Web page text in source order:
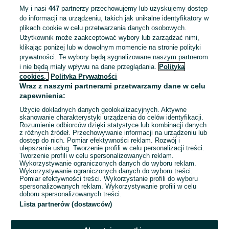
Umowa o pracę
Odpowiednie doświadczenie zawodowe Rekrutacja online
03 sierpnia 2026
Pracownik Salonu Gier na Automatach -
Klub | Rzeszów
Totalizator Sportowy Sp. o.o.
Rzeszów
Pełny etat
Umowa o pracę
Odpowiednie doświadczenie zawodowe
Odświeżono dnia 03 sierpnia 2026
1 2
My i nasi447 partnerzy przechowujemy lub uzyskujemy dostęp
do informacji na urządzeniu, takich jak unikalne identyfikatory w
plikach cookie w celu przetwarzania danych osobowych.
Użytkownik może zaakceptować wybory lub zarządzać nimi,
klikając poniżej lub w dowolnym momencie na stronie polityki
prywatności. Te wybory będą sygnalizowane naszym partnerom
i nie będą miały wpływu na dane przeglądania. Polityka
cookies,
Polityka Prywatności
Wraz z naszymi partnerami przetwarzamy dane w celu
zapewnienia:
Użycie dokładnych danych geolokalizacyjnych. Aktywne
skanowanie charakterystyki urządzenia do celów identyfikacji.
Rozumienie odbiorców dzięki statystyce lub kombinacji danych
z różnych źródeł. Przechowywanie informacji na urządzeniu lub
dostęp do nich. Pomiar efektywności reklam. Rozwój i
ulepszanie usług. Tworzenie profili w celu personalizacji treści.
Tworzenie profili w celu spersonalizowanych reklam.
Wykorzystywanie ograniczonych danych do wyboru reklam.
Wykorzystywanie ograniczonych danych do wyboru treści.
Pomiar efektywności treści. Wykorzystanie profili do wyboru
spersonalizowanych reklam. Wykorzystywanie profili w celu
doboru spersonalizowanych treści.
Lista partnerów (dostawców)